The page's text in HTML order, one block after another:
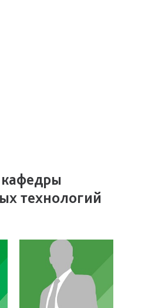
технологий